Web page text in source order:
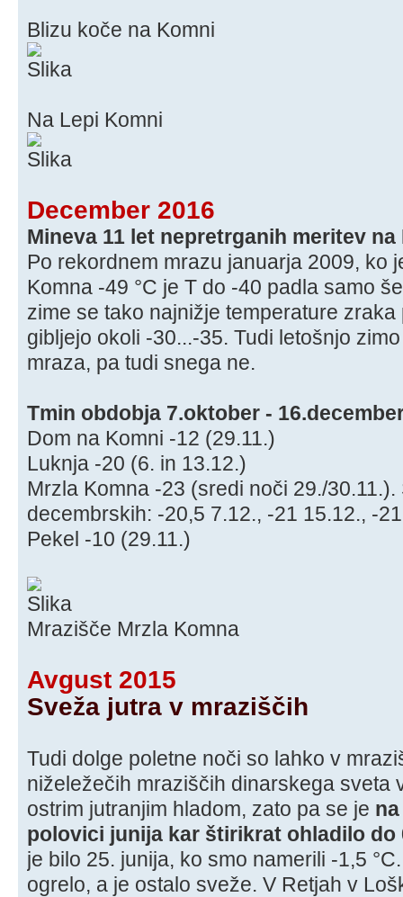
Blizu koče na Komni
Na Lepi Komni
December 2016
Mineva 11 let nepretrganih meritev
Po rekordnem mrazu januarja 2009, ko
Komna -49 °C je T do -40 padla samo
zime se tako najnižje temperature
gibljejo okoli -30...-35. Tudi letošnjo
mraza, pa tudi snega ne.
Tmin obdobja 7.oktober -
Dom na Komni -12 (29.11.)
Luknja -20 (6. in 13.12.)
Mrzla Komna -23 (sredi noči 29./
decembrskih: -20,5 7.12., -21 15.12., -
Pekel -10 (29.11.)
Mrazišče Mrzla Komna
Avgust 2015
Sveža jutra v mraziščih
Tudi dolge poletne noči so lahko v
niželežečih mraziščih dinarskega sveta
ostrim jutranjim hladom, zato pa se je
polovici junija kar štirikrat ohladilo do
je bilo 25. junija, ko smo namerili -1,5
ogrelo, a je ostalo sveže. V Retjah v